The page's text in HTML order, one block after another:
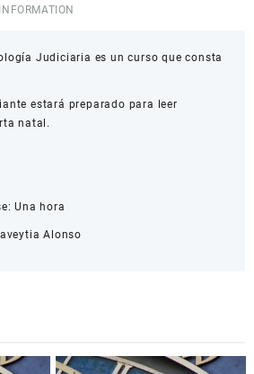
Judiciaria es un curso que consta
estará preparado para leer
natal.
Una hora
Alonso